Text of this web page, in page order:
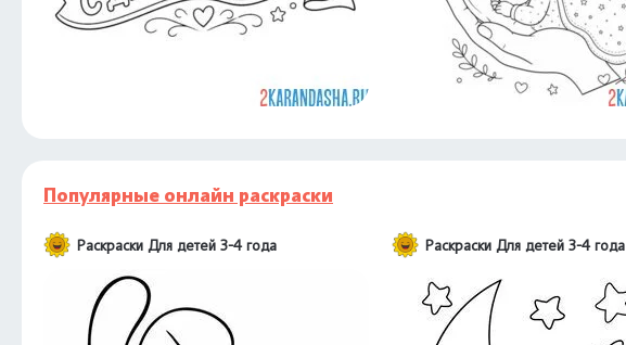
Популярные онлайн раскраски
Раскраски Для детей 3-4 года Раскраски Для детей 3-4 года